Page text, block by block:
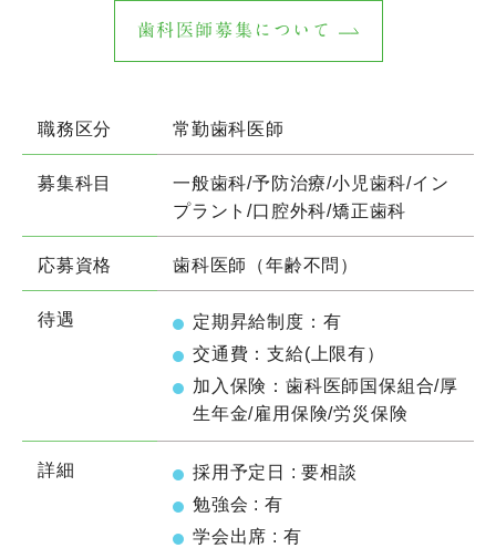
歯科医師募集について
職務区分 常勤歯科医師
募集科目
一般歯科/予防治療/小児歯科/イン
プラント/口腔外科/矯正歯科
応募資格 歯科医師（年齢不問）
待遇
定期昇給制度：有
交通費：支給(上限有）
加入保険：歯科医師国保組合/厚
生年金/雇用保険/労災保険
詳細
採用予定日 : 要相談
勉強会 : 有
学会出席 : 有